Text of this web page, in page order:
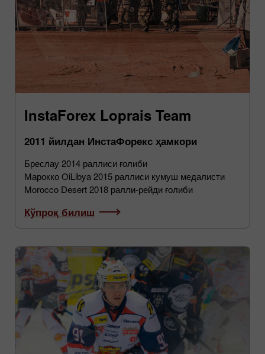
InstaForex Loprais Team
2011 йилдан ИнстаФорекс ҳамкори
Бреслау 2014 раллиси ғолиби
Марокко OiLibya 2015 раллиси кумуш медалисти
Morocco Desert 2018 ралли-рейди ғолиби
Кўпроқ билиш